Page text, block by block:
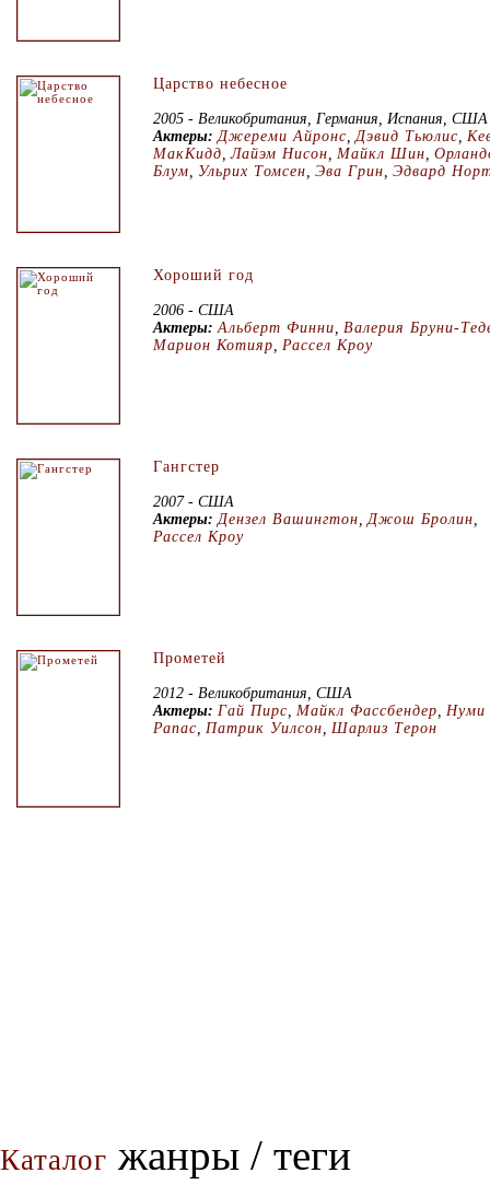
Царство небесное
2005 - Великобритания, Германия, Испания, США
Актеры: Джереми Айронс Дэвид Тьюлис
МакКидд ,Лайэм Нисон Майкл Шин
Блум
Ульрих Томсен Эва Грин Эдвард
Хороший год
2006 - США
Актеры: Альберт Финни
Валерия Бруни-
Марион Котияр
Рассел Кроу
Гангстер
2007 - США
Актеры: Дензел Вашингтон Джош Бролин
Рассел Кроу
Прометей
2012 - Великобритания, США
Актеры: Гай Пирс Майкл Фассбендер
Нуми
Рапас
Патрик Уилсон Шарлиз Терон
Каталог жанры / теги